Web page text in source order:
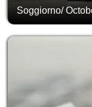
Soggiorno/